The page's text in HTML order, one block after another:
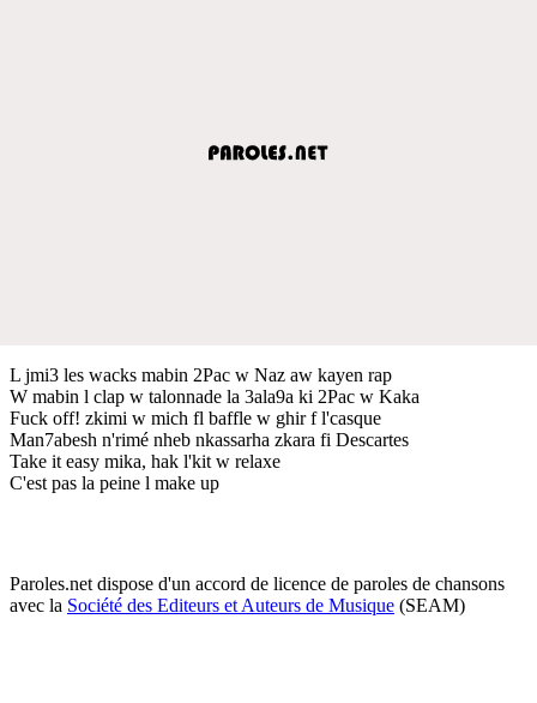
L jmi3 les wacks mabin 2Pac w Naz aw kayen rap
W mabin l clap w talonnade la 3ala9a ki 2Pac w Kaka
Fuck off! zkimi w mich fl baffle w ghir f l'casque
Man7abesh n'rimé nheb nkassarha zkara fi Descartes
Take it easy mika, hak l'kit w relaxe
C'est pas la peine l make up
Paroles.net dispose d'un accord de licence de paroles de chansons
avec la Société des Editeurs et Auteurs de Musique (SEAM)